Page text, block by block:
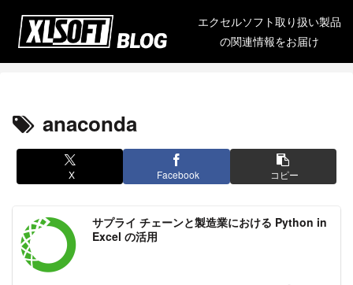
エクセルソフト取り扱い製品
の関連情報をお届け
anaconda
X Facebook コピー
サプライ チェーンと製造業における Python in
Excel の活用